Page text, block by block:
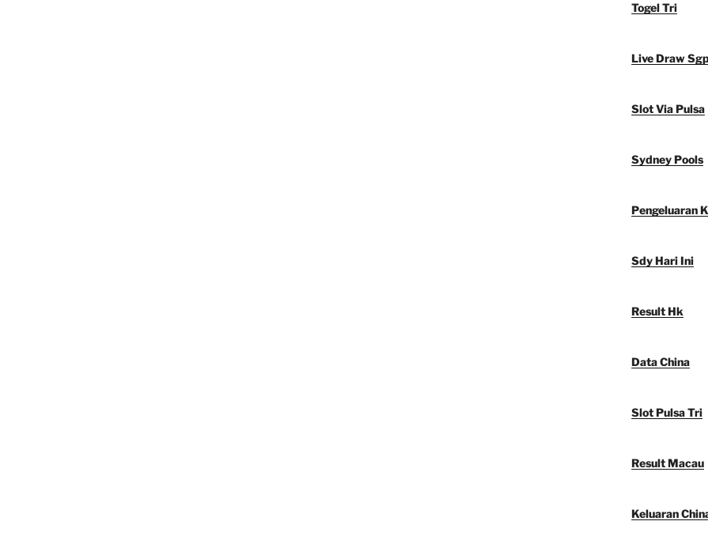
Togel Tri
Live Draw
Slot Via Pulsa
Sydney Pools
Pengeluaran
Sdy Hari Ini
Result Hk
Data China
Slot Pulsa Tri
Result Macau
Keluaran